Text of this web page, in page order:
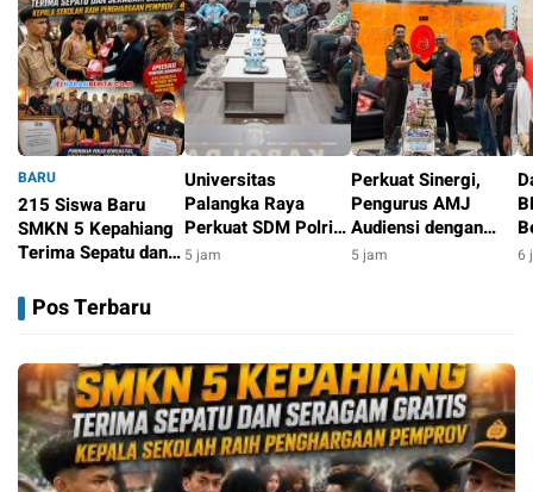
BARU
215 Siswa Baru
SMKN 5 Kepahiang
Terima Sepatu dan
Kepala Sekolah Raih
Penghargaan
Universitas
Palangka Raya
Perkuat SDM Polri
Lewat Pusat Studi
5 jam
Perkuat Sinergi,
Pengurus AMJ
Audiensi dengan
Kajati Bengkulu
5 jam 6
Pos Terbaru